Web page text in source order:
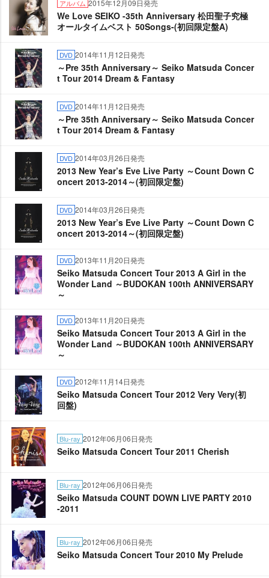
アルバム 2015年12月09日発売
We Love SEIKO -35th Anniversary 松田聖子究極
オールタイムベスト 50Songs-(初回限定盤A)
DVD 2014年11月12日発売
～Pre 35th Anniversary～ Seiko Matsuda Concer
t Tour 2014 Dream & Fantasy
DVD 2014年11月12日発売
～Pre 35th Anniversary～ Seiko Matsuda Concer
t Tour 2014 Dream & Fantasy
DVD 2014年03月26日発売
2013 New Year’s Eve Live Party ～Count Down C
oncert 2013-2014～(初回限定盤)
DVD 2014年03月26日発売
2013 New Year’s Eve Live Party ～Count Down C
oncert 2013-2014～(初回限定盤)
DVD 2013年11月20日発売
Seiko Matsuda Concert Tour 2013 A Girl in the
Wonder Land ～BUDOKAN 100th ANNIVERSARY
～
DVD 2013年11月20日発売
Seiko Matsuda Concert Tour 2013 A Girl in the
Wonder Land ～BUDOKAN 100th ANNIVERSARY
～
DVD 2012年11月14日発売
Seiko Matsuda Concert Tour 2012 Very Very(初
回盤)
Blu-ray 2012年06月06日発売
Seiko Matsuda Concert Tour 2011 Cherish
Blu-ray 2012年06月06日発売
Seiko Matsuda COUNT DOWN LIVE PARTY 2010
-2011
Blu-ray 2012年06月06日発売
Seiko Matsuda Concert Tour 2010 My Prelude